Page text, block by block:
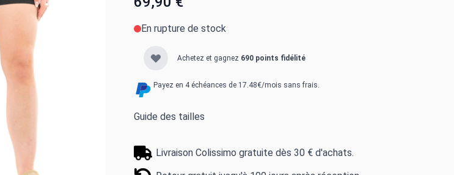
En rupture de stock
Achetez et gagnez 690 points fidélité
Payez en 4 échéances de 17.48€/mois sans frais.
Guide des tailles
Livraison Colissimo gratuite dès 30 € d'achats.